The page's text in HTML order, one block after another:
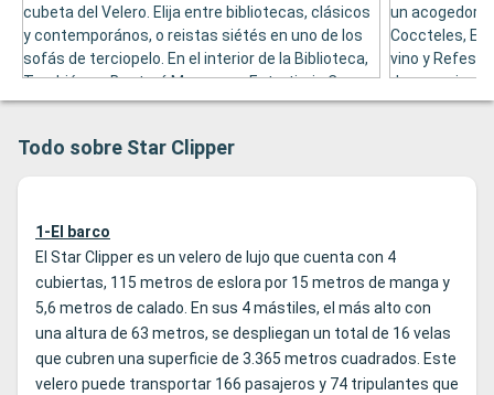
cubeta del Velero. Elija entre bibliotecas, clásicos
y contemporános, o reistas siétés en uno de los
sofás de terciopelo. En el interior de la Biblioteca,
También en Bontará Mesa para Entertirsis Con
Juegos de Mesa, Por Ejemplo, El Ajedrez y El
de un área con Algunos Ordenadores conectados
un acogedor
Coccteles, El
vino y
desean picar
aperitivos,
Todo sobre Star Clipper
1-El barco
El Star Clipper es un velero de lujo que cuenta con 4
cubiertas, 115 metros de eslora por 15 metros de manga y
5,6 metros de calado. En sus 4 mástiles, el más alto con
una altura de 63 metros, se despliegan un total de 16 velas
que cubren una superficie de 3.365 metros cuadrados. Este
velero puede transportar 166 pasajeros y 74 tripulantes que